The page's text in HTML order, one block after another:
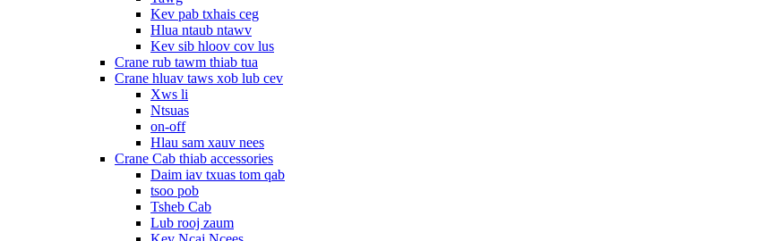
Kev pab txhais ceg
Hlua ntaub ntawv
Kev sib hloov cov lus
Crane rub tawm thiab tua
Crane hluav taws xob lub cev
Xws li
Ntsuas
on-off
Hlau sam xauv nees
Crane Cab thiab accessories
Daim iav txuas tom qab
tsoo pob
Tsheb Cab
Lub rooj zaum